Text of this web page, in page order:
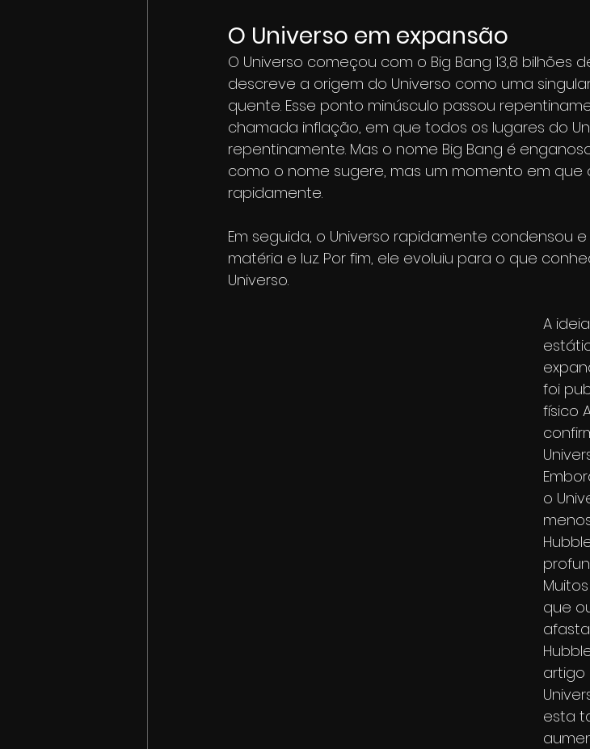
O Universo em expansão
O Universo começou com o Big Bang 13,8 bilhões
descreve a origem do Universo como uma
quente. Esse ponto minúsculo passou
chamada inflação, em que todos os lugares do
repentinamente. Mas o nome Big Bang é
como o nome sugere, mas um momento em que
rapidamente.
Em seguida, o Universo rapidamente condensou
matéria e luz. Por fim, ele evoluiu para o que
Universo.
A
foi
físico
o
que
artigo
esta